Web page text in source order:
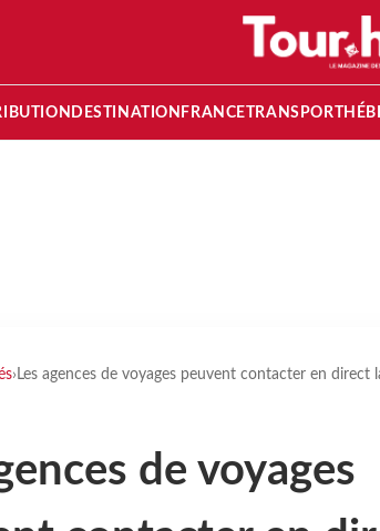
DESTINATION FRANCETRANSPORT
› Les agences de voyages peuvent contacter en direct
de voyages